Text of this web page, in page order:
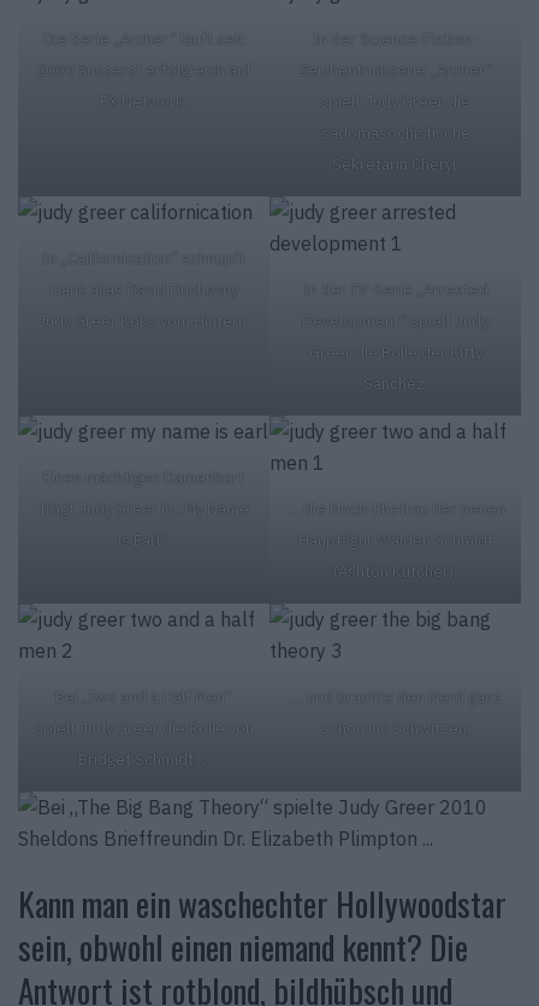
2009 äusserst erfolgreich auf
FX Network.
Zeichentrickserie „Archer“
spielt Judy Greer die
sadomasochistische
Sekretärin Cheryl.
Judy Greer Koks vom Hintern.
Development“ spielt Judy
Greer die Rolle der Kitty
Sanchez.
Einen mächtigen Damenbart
trägt Judy Greer in „My Name
is Earl“.
… die Noch-Ehefrau der neuen
Hauptfigur Walden Schmidt
(Ashton Kutcher).
Bei „Two and a Half Men“
spielt Judy Greer die Rolle von
Bridget Schmidt …
… und brachte den Nerd ganz
schön ins Schwitzen.
Kann man ein waschechter Hollywoodstar
sein, obwohl einen niemand kennt? Die
Antwort ist rotblond, bildhübsch und